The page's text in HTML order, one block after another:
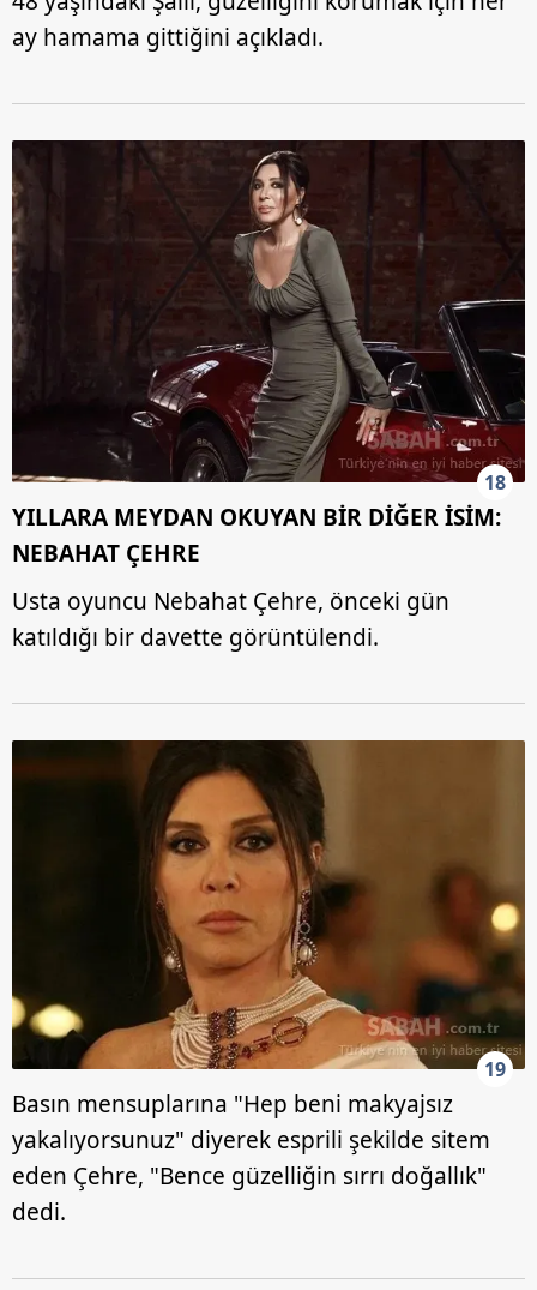
ay hamama gittiğini açıkladı.
18
YILLARA MEYDAN OKUYAN BİR DİĞER İSİM:
NEBAHAT ÇEHRE
Usta oyuncu Nebahat Çehre, önceki gün
katıldığı bir davette görüntülendi.
19
Basın mensuplarına "Hep beni makyajsız
yakalıyorsunuz" diyerek esprili şekilde sitem
eden Çehre, "Bence güzelliğin sırrı doğallık"
dedi.